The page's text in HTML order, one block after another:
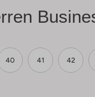
40 41 42